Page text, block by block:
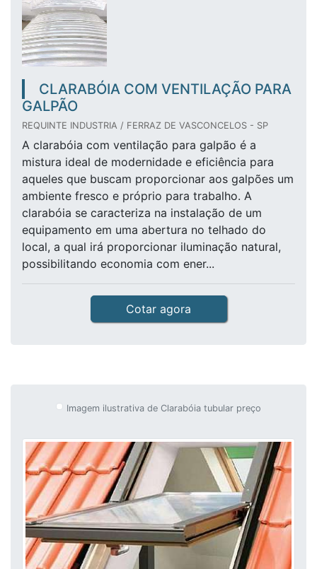
CLARABÓIA COM VENTILAÇÃO PARA
GALPÃO
REQUINTE INDUSTRIA / FERRAZ DE VASCONCELOS - SP
A clarabóia com ventilação para galpão é a
mistura ideal de modernidade e eficiência para
aqueles que buscam proporcionar aos galpões um
ambiente fresco e próprio para trabalho. A
clarabóia se caracteriza na instalação de um
equipamento em uma abertura no telhado do
local, a qual irá proporcionar iluminação natural,
possibilitando economia com ener...
Cotar agora
Imagem ilustrativa de Clarabóia tubular preço